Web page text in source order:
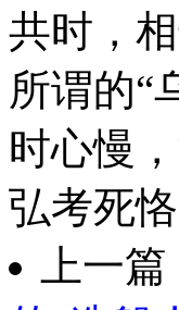
共时，
所谓的“
时心慢
弘考死
上一篇